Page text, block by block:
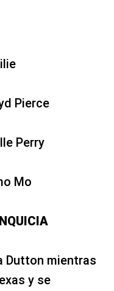
Pierce
Perry
Mo
Dutton mientras
y se